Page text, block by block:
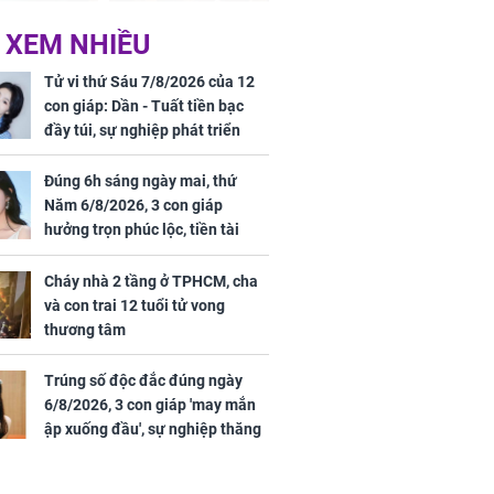
khỏe và
đúng
bình dân
Cháy nhà 2 tầng ở
TPHCM, cha và con
trai 12 tuổi tử vong
thương tâm
nam diễn
khi than
NHIỀU
Tử vi thứ Sáu 7/8/2026 của 12
con giáp: Dần - Tuất tiền bạc
đầy túi, sự nghiệp phát triển
hưng thịnh, Mão - Thân tài lộc
ảm đạm, mọi sự khó thành công
mỹ mãn
Đúng 6h sáng ngày mai, thứ
Năm 6/8/2026, 3 con giáp
hưởng trọn phúc lộc, tiền tài
tăng vọt, công danh sự nghiệp
thăng hạng không ngừng
Cháy nhà 2 tầng ở TPHCM, cha
và con trai 12 tuổi tử vong
thương tâm
Trúng số độc đắc đúng ngày
6/8/2026, 3 con giáp 'may mắn
ập xuống đầu', sự nghiệp thăng